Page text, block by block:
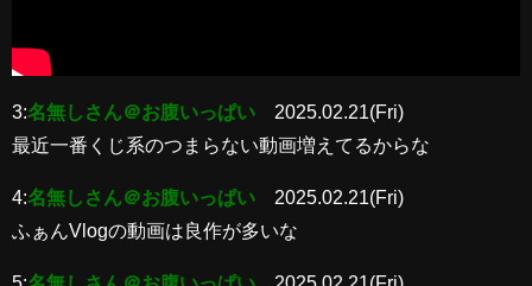
3:名無しさん＠お腹いっぱい
2025.02.21(Fri)
最近一番くじ系のつまらない動画増えてるからな
4:名無しさん＠お腹いっぱい
2025.02.21(Fri)
ふぁんVlogの動画は良作が多いな
5:名無しさん＠お腹いっぱい
2025.02.21(Fri)